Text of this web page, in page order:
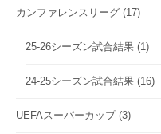
カンファレンスリーグ (17)
25-26シーズン試合結果 (1)
24-25シーズン試合結果 (16)
UEFAスーパーカップ(3)